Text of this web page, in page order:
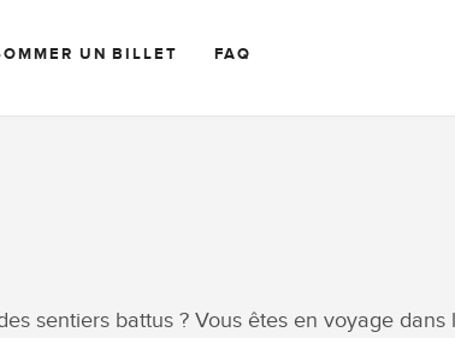
UN BILLET FAQ
sentiers battus ? Vous êtes en voyage dans